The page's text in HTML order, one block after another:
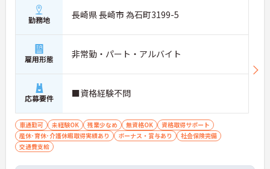
勤務地 長崎県 長崎市 為石町3199-5
雇用形態 非常勤・パート・アルバイト
応募要件 ■資格経験不問
車通勤可 未経験OK 残業少なめ 無資格OK
資格取得サポート
産休･育休･介護休暇取得実績あり
ボーナス・賞与あり
社会保険完備
交通費支給